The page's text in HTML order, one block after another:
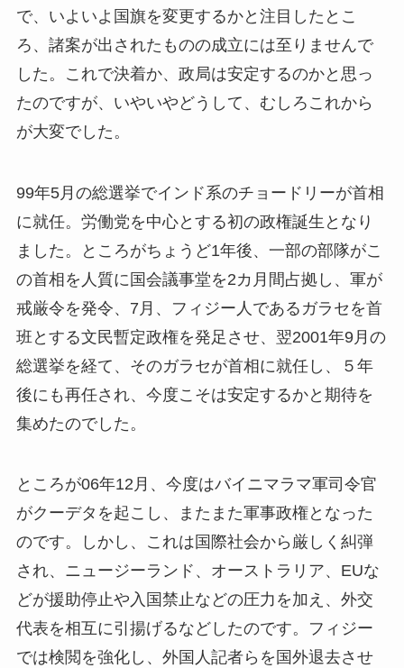
で、いよいよ国旗を変更するかと注目したとこ
ろ、諸案が出されたものの成立には至りませんで
した。これで決着か、政局は安定するのかと思っ
たのですが、いやいやどうして、むしろこれから
が大変でした。
99年5月の総選挙でインド系のチョードリーが首相
に就任。労働党を中心とする初の政権誕生となり
ました。ところがちょうど1年後、一部の部隊がこ
の首相を人質に国会議事堂を2カ月間占拠し、軍が
戒厳令を発令、7月、フィジー人であるガラセを首
班とする文民暫定政権を発足させ、翌2001年9月の
総選挙を経て、そのガラセが首相に就任し、５年
後にも再任され、今度こそは安定するかと期待を
集めたのでした。
ところが06年12月、今度はバイニマラマ軍司令官
がクーデタを起こし、またまた軍事政権となった
のです。しかし、これは国際社会から厳しく糾弾
され、ニュージーランド、オーストラリア、EUな
どが援助停止や入国禁止などの圧力を加え、外交
代表を相互に引揚げるなどしたのです。フィジー
では検閲を強化し、外国人記者らを国外退去させ